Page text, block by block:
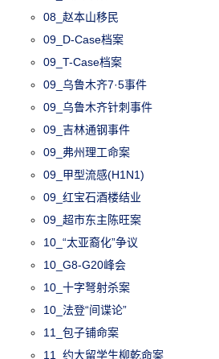
08_赵本山移民
09_D-Case档案
09_T-Case档案
09_乌鲁木齐7·5事件
09_乌鲁木齐针刺事件
09_吉林通钢事件
09_弗州理工命案
09_甲型流感(H1N1)
09_红宝石酒楼结业
09_超市东主陈旺案
10_“太亚裔化”争议
10_G8-G20峰会
10_十字弩射杀案
10_法登“间谍论”
11_包子铺命案
11_约大留学生柳乾命案